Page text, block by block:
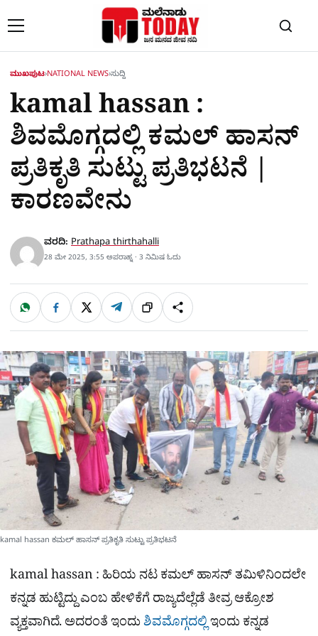
ಮುಖಪುಟ›NATIONAL NEWS›ಸುದ್ದಿ
kamal hassan :
ಶಿವಮೊಗ್ಗದಲ್ಲಿ ಕಮಲ್​ ಹಾಸನ್​
ಪ್ರತಿಕೃತಿ ಸುಟ್ಟು ಪ್ರತಿಭಟನೆ |
ಕಾರಣವೇನು
ವರದಿ: Prathapa thirthahalli
28 ಮೇ 2025, 3:55 ಅಪರಾಹ್ನ · 3 ನಿಮಿಷ ಓದು
ಹಂಚಿಕೊಳ್ಳಿ
W
a
t
p
F
c
e
o
k
X T
l
e
a
m
ಲಿಂ
ಕ್
S
h
a
r
e
kamal hassan ಕಮಲ್​ ಹಾಸನ್​ ಪ್ರತಿಕೃತಿ ಸುಟ್ಟು ಪ್ರತಿಭಟನೆ
kamal hassan : ಹಿರಿಯ ನಟ ಕಮಲ್​ ಹಾಸನ್​ ತಮಿಳಿನಿಂದಲೇ
ಕನ್ನಡ ಹುಟ್ಟಿದ್ದು ಎಂಬ ಹೇಳಿಕೆಗೆ ರಾಜ್ಯದೆಲ್ಲೆಡೆ ತೀವ್ರ ಆಕ್ರೋಶ
ವ್ಯಕ್ತವಾಗಿದೆ. ಅದರಂತೆ ಇಂದುಶಿವಮೊಗ್ಗದಲ್ಲಿಇಂದು ಕನ್ನಡ